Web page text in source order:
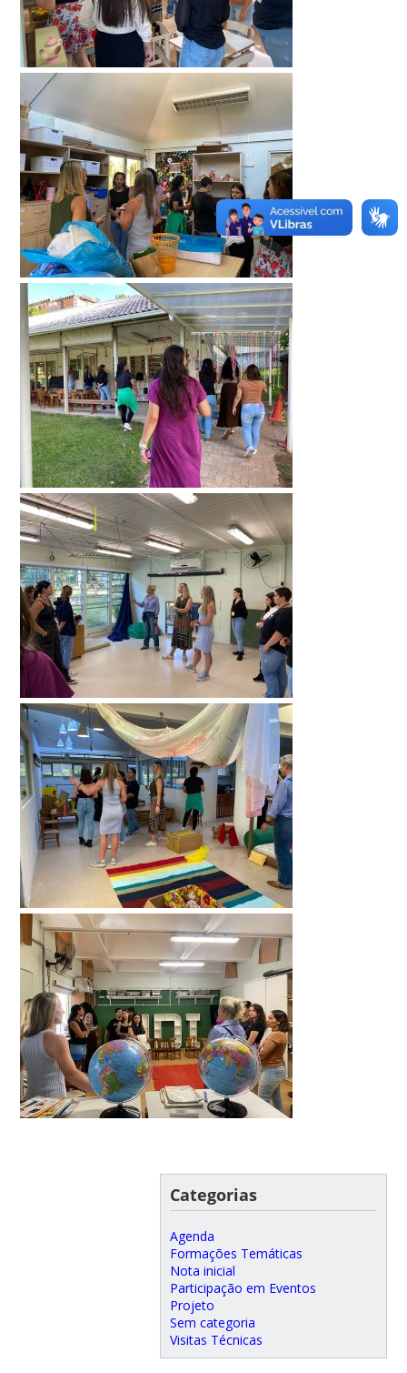
Categorias
Agenda
Formações Temáticas
Nota inicial
Participação em Eventos
Projeto
Sem categoria
Visitas Técnicas